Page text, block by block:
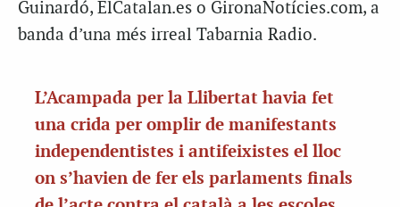
Guinardó, ElCatalan.es o GironaNotícies.com, a
banda d’una més irreal Tabarnia Radio.
L’Acampada per la Llibertat havia fet
una crida per omplir de manifestants
independentistes i antifeixistes el lloc
on s’havien de fer els parlaments finals